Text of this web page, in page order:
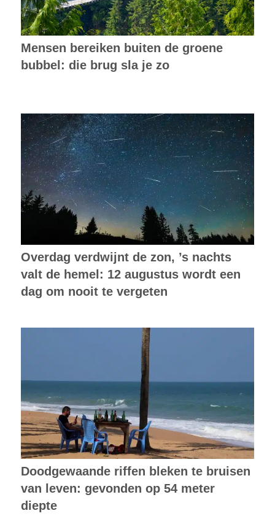
Mensen bereiken buiten de groene
bubbel: die brug sla je zo
Overdag verdwijnt de zon, ’s nachts
valt de hemel: 12 augustus wordt een
dag om nooit te vergeten
Doodgewaande riffen bleken te bruisen
van leven: gevonden op 54 meter
diepte